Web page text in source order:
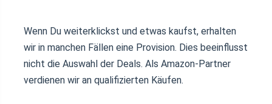
Wenn Du weiterklickst und etwas kaufst, erhalten
wir in manchen Fällen eine Provision. Dies beeinflusst
nicht die Auswahl der Deals. Als Amazon-Partner
verdienen wir an qualifizierten Käufen.